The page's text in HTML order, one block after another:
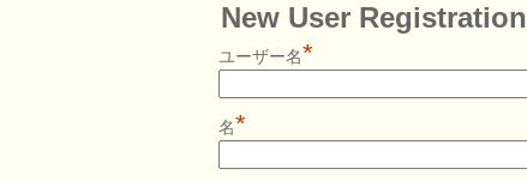
New User Registration
ユーザー名*
名*